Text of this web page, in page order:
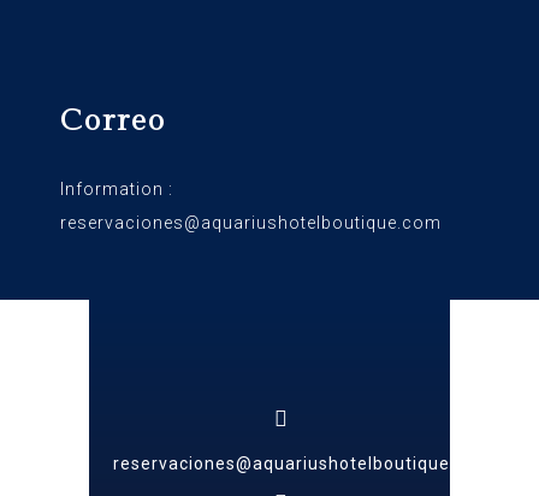
Correo
Information :
reservaciones@aquariushotelboutique.com
reservaciones@aquariushotelboutique.com